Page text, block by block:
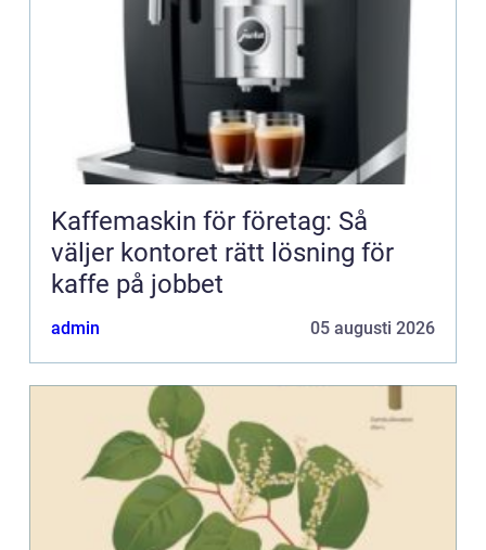
Kaffemaskin för företag: Så
väljer kontoret rätt lösning för
kaffe på jobbet
admin 05 augusti 2026